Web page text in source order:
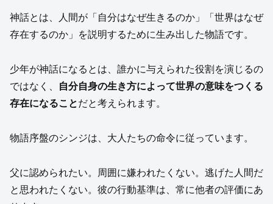
神話とは、人間が「自分はなぜ生きるのか」「世界はなぜ
存在するのか」を説明するために生み出した物語です。
少年が神話になるとは、誰かに与えられた役割を演じるの
ではなく、
自分自身の生き方によって世界の意味をつくる
存在になることだと考えられます。
物語序盤のシンジは、大人たちの命令に従っています。
父に認められたい。周囲に嫌われたくない。逃げた人間だ
と思われたくない。彼の行動基準は、常に他者の評価にあ